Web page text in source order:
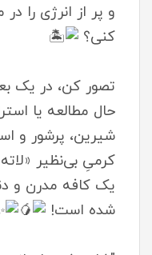
و پر از انرژی را
کنی؟
تصور کن، در یک
حال مطالعه یا
شیرین، پرشور و
کرمیِ بی‌نظیر
یک کافه مدرن و
شده است!